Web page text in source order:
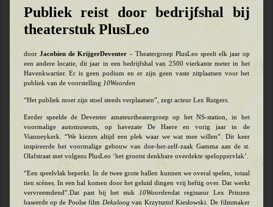
Publiek reist door bedrijfshal bij
theaterstuk PlusLeo
door Jacobien de KrijgerDeventer– Theatergroep PlusLeo speelt elk jaar op
een andere locatie, dit jaar in een bedrijfshal van 2500 vierkante meter in het
Havenkwartier. Er is geen podium en er zijn geen vaste zitplaatsen voor het
publiek van de voorstelling 10Woorden
“Het publiek moet zijn stoel steeds verplaatsen”, zegt acteur Lex Rutgers.
Eerder speelde de Deventer amateurtheatergroep op het NS-station, in het
voormalige automuseum, op havezate De Haere en vorig jaar in de
Vianneykerk. “We kiezen altijd een plek waar we wat mee willen”. Dit keer
inspireerde het voormalige gebouw van doe-het-zelf-zaak Gamma aan de st.
Olafstraat met volgens PlusLeo ‘het grootst denkbare overdekte speloppervlak’.
“Een speelvlak beperkt. In de twee grote hallen kunnen we overal spelen, totaal
tien scènes. In een hal komen door het geluid dingen vrij heftig over. Dat werkt
vervreemdend”.Dat past bij het stuk
10Woordendat regisseur Lex Prinzen
baseerde op de Poolse film Dekaloogvan Krzytsztof Kieslowski. De filmmaker